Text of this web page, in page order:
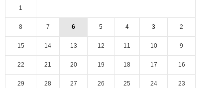
1
2
3
4
5
6
7
8
9
10
11
12
13
14
15
16
17
18
19
20
21
22
23
24
25
26
27
28
29